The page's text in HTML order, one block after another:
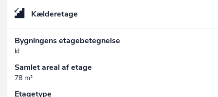
Kælderetage
Bygningens etagebetegnelse
kl
Samlet areal af etage
78 m²
Etagetype